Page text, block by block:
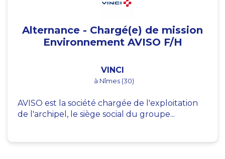
Alternance - Chargé(e) de mission
Environnement AVISO F/H
VINCI
à Nîmes (30)
AVISO est la société chargée de l'exploitation
de l'archipel, le siège social du groupe...